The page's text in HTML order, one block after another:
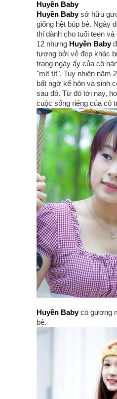
Huyền Baby
Huyền Babysở hữu
giống hệt búp bê. Ngày
thi dành cho tuổi teen
12 nhưng Huyền Baby
tượng bởi vẻ đẹp khác
trang ngày ấy của cô
"mê tít". Tuy nhiên năm
bất ngờ kế hôn và sinh
sau đó. Từ đó tới nay,
cuộc sống riêng của cô
Huyền Babycó gương
bê.